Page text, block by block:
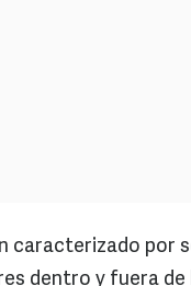
caracterizado por
dentro y fuera de